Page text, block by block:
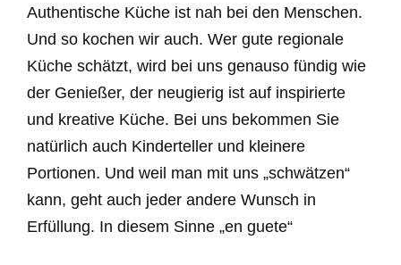
Authentische Küche ist nah bei den Menschen.
Und so kochen wir auch. Wer gute regionale
Küche schätzt, wird bei uns genauso fündig wie
der Genießer, der neugierig ist auf inspirierte
und kreative Küche. Bei uns bekommen Sie
natürlich auch Kinderteller und kleinere
Portionen. Und weil man mit uns „schwätzen“
kann, geht auch jeder andere Wunsch in
Erfüllung. In diesem Sinne „en guete“